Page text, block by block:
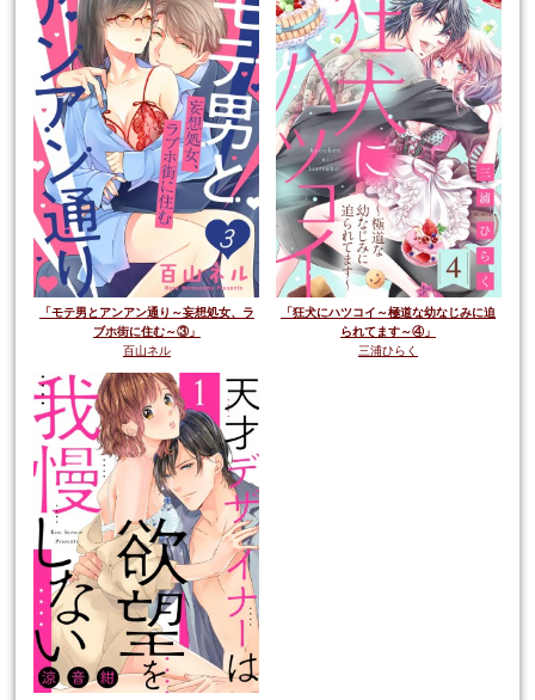
「モテ男とアンアン通り～妄想処女、ラ
ブホ街に住む～③」
百山ネル
「狂犬にハツコイ～極道な幼なじみに迫
られてます～④」
三浦ひらく